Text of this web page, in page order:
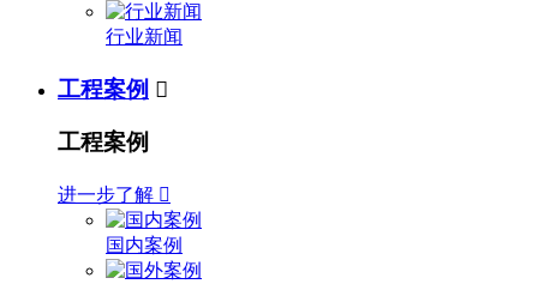
行业新闻
工程案例 
工程案例
进一步了解 
国内案例